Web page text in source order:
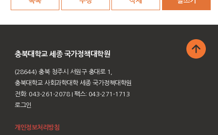
충북대학교 세종 국가정책대학원
(28644) 충북 청주시 서원구 충대로 1,
충북대학교 사회과학대학 세종 국가정책대학원
전화: 043-261-2078 I 팩스: 043-271-1713
로그인
개인정보처리방침